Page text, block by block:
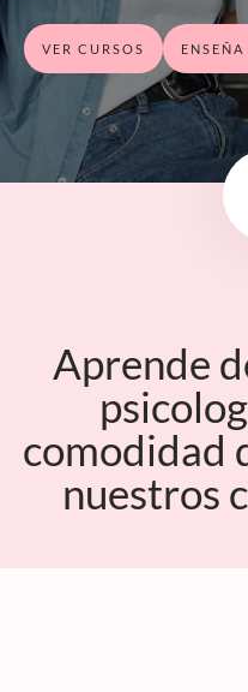
VER CURSOS
Aprende
comodidad
nuestros